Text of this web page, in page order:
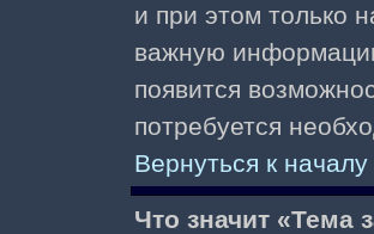
и при этом только
важную
появится
потребуется
Вернуться к началу
Что значит «Тема